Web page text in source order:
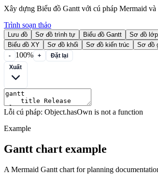
Xây dựng Biểu đồ Gantt với cú pháp Mermaid
Trình soạn thảo
Lưu đồ Sơ đồ trình tự Biểu đồ Gantt Sơ đồ lớp
Biểu đồ XY
Sơ đồ khối Sơ đồ kiến trúc Sơ đồ
- 100% +
Đặt lại
Lỗi cú pháp: Object.hasOwn is not a function
Example
Gantt chart example
A Mermaid Gantt chart for planning